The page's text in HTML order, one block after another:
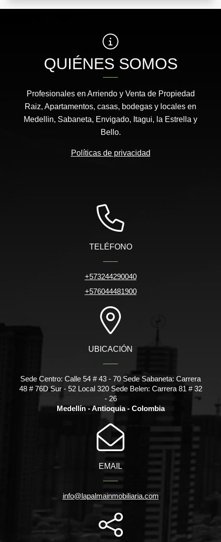
QUIÉNES SOMOS
Profesionales en Arriendo y Venta de Propiedad
Raiz, Apartamentos, casas, bodegas y locales en
Medellin, Sabaneta, Envigado, Itagui, la Estrella y
Bello.
Políticas de privacidad
TELÉFONO
+573244290040
+576044481900
UBICACIÓN
Sede Centro: Calle 54 # 43 - 70 Sede Sabaneta: Carrera
48 # 76D Sur - 52 Local 320 Sede Belen: Carrera 81 # 32
- 26
Medellín - Antioquia - Colombia
EMAIL
info@lapalmainmobiliaria.com